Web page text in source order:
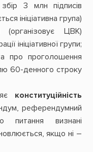
збір 3 млн підписів
ініціативна група)
(організовує ЦВК)
ініціативної групи;
про проголошення
60-денного строку
конституційність
референдумний
питання визнані
якщо ні –